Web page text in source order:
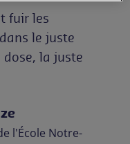
fuir les
le juste
la juste
l'École Notre-